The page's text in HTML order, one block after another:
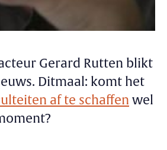
Gerard Rutten blikt
Ditmaal: komt het
af te schaffen wel